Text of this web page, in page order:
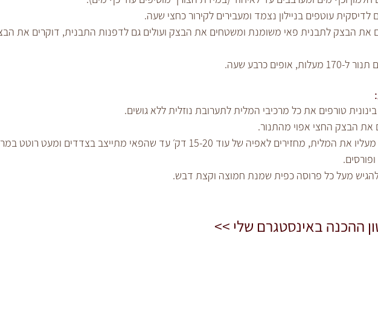
עוטפים בניילון נצמד ומעבירים לקירור כחצי שעה.
את הבצק לתבנית פאי משומנת ומשטחים את הבצק ועולים גם לדפנות התבנית, דוקרים את
אופים כרבע שעה.
טורפים את כל מרכיבי המלית לתערובת נוזלית ללא גושים.
את הבצק החצי אפוי מהתנור.
המלית, מחזירים לאפיה של עוד 15-20 דק׳ עד שהפאי מתייצב בצדדים ומעט רוטט במרכז.
מעל כל פרוסה כפית שמנת חמוצה וקצת דבש.
ההכנה באינסטגרם שלי >>